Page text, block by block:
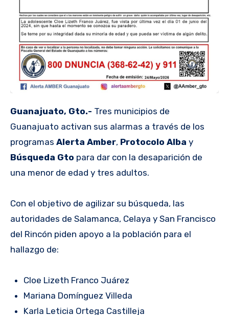
Guanajuato, Gto.- Tres municipios de
Guanajuato activan sus alarmas a través de los
programas Alerta Amber, Protocolo Alba y
Búsqueda Gto para dar con la desaparición de
una menor de edad y tres adultos.
Con el objetivo de agilizar su búsqueda, las
autoridades de Salamanca, Celaya y San Francisco
del Rincón piden apoyo a la población para el
hallazgo de:
Cloe Lizeth Franco Juárez
Mariana Domínguez Villeda
Karla Leticia Ortega Castilleja